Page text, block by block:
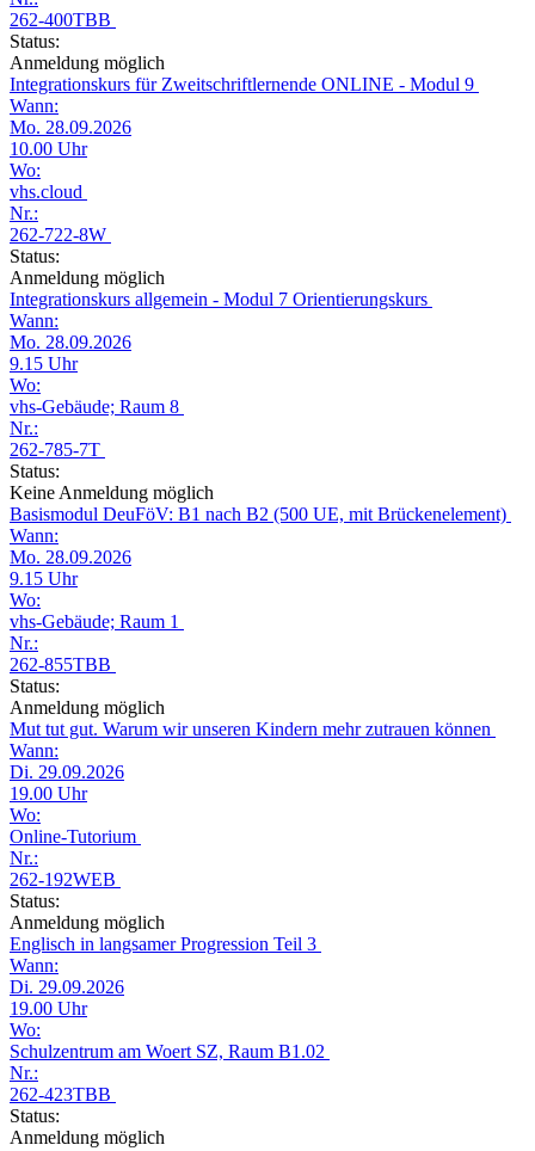
262-400TBB
Status:
Anmeldung möglich
Integrationskurs für Zweitschriftlernende ONLINE - Modul 9
Wann:
Mo. 28.09.2026
10.00 Uhr
Wo:
vhs.cloud
Nr.:
262-722-8W
Status:
Anmeldung möglich
Integrationskurs allgemein - Modul 7 Orientierungskurs
Wann:
Mo. 28.09.2026
9.15 Uhr
Wo:
vhs-Gebäude; Raum 8
Nr.:
262-785-7T
Status:
Keine Anmeldung möglich
Basismodul DeuFöV: B1 nach B2 (500 UE, mit Brückenelement)
Wann:
Mo. 28.09.2026
9.15 Uhr
Wo:
vhs-Gebäude; Raum 1
Nr.:
262-855TBB
Status:
Anmeldung möglich
Mut tut gut. Warum wir unseren Kindern mehr zutrauen können
Wann:
Di. 29.09.2026
19.00 Uhr
Wo:
Online-Tutorium
Nr.:
262-192WEB
Status:
Anmeldung möglich
Englisch in langsamer Progression Teil 3
Wann:
Di. 29.09.2026
19.00 Uhr
Wo:
Schulzentrum am Woert SZ, Raum B1.02
Nr.:
262-423TBB
Status:
Anmeldung möglich